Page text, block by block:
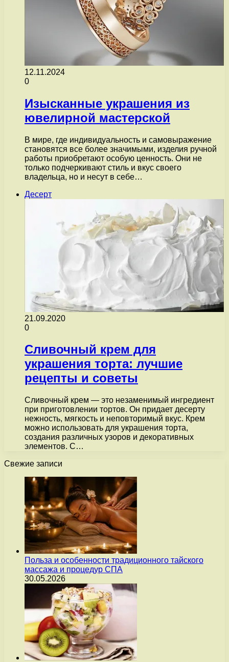
12.11.2024
0
Изысканные украшения из
ювелирной мастерской
В мире, где индивидуальность и самовыражение
становятся все более значимыми, изделия ручной
работы приобретают особую ценность. Они не
только подчеркивают стиль и вкус своего
владельца, но и несут в себе…
Десерт
21.09.2020
0
Сливочный крем для
украшения торта: лучшие
рецепты и советы
Сливочный крем — это незаменимый ингредиент
при приготовлении тортов. Он придает десерту
нежность, мягкость и неповторимый вкус. Крем
можно использовать для украшения торта,
создания различных узоров и декоративных
элементов. С…
Свежие записи
Польза и особенности традиционного тайского
массажа и процедур СПА
30.05.2026